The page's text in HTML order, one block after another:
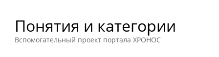
Понятия и категории
Вспомогательный проект портала ХРОНОС